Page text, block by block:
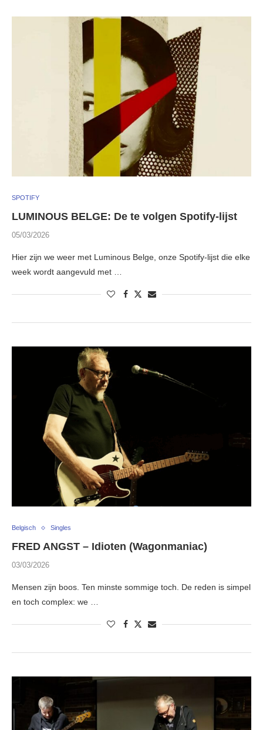
SPOTIFY
LUMINOUS BELGE: De te volgen Spotify-lijst
05/03/2026
Hier zijn we weer met Luminous Belge, onze Spotify-lijst die elke
week wordt aangevuld met …
Belgisch Singles
FRED ANGST – Idioten (Wagonmaniac)
03/03/2026
Mensen zijn boos. Ten minste sommige toch. De reden is simpel
en toch complex: we …